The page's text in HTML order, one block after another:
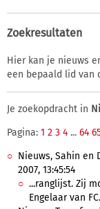
Zoekresultaten
Hier kan je nieuws
een bepaald lid van
Je zoekopdracht in
Pagina: 1 2 3 4 ... 64
Nieuws, Sahin en
2007, 13:45:54
...ranglijst. Zij
Engelaar van